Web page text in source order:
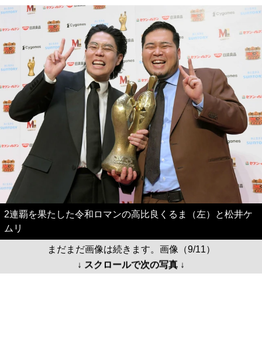
2連覇を果たした令和ロマンの高比良くるま（左）と松井ケ
ムリ
まだまだ画像は続きます。画像（9/11）
↓ スクロールで次の写真 ↓